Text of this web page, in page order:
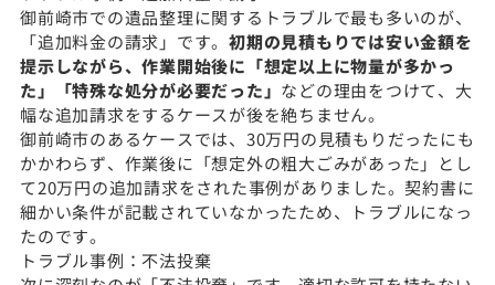
御前崎市での遺品整理に関するトラブルで最も多いのが、
「追加料金の請求」です。 初期の見積もりでは安い金額を
提示しながら、作業開始後に「想定以上に物量が多かっ
た」「特殊な処分が必要だった」 などの理由をつけて、大
幅な追加請求をするケースが後を絶ちません。
御前崎市のあるケースでは、30万円の見積もりだったにも
かかわらず、作業後に「想定外の粗大ごみがあった」とし
て20万円の追加請求をされた事例がありました。契約書に
細かい条件が記載されていなかったため、トラブルになっ
たのです。
トラブル事例：不法投棄